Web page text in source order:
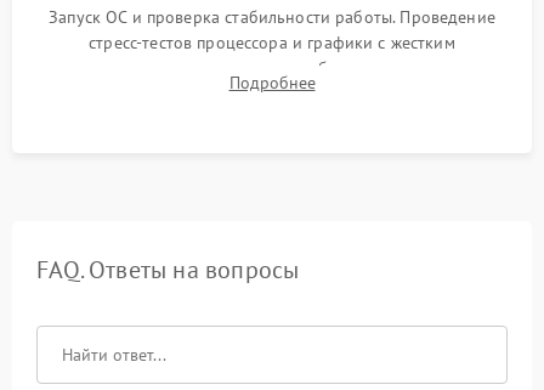
Запуск ОС и проверка стабильности работы. Проведение
стресс-тестов процессора и графики с жестким
мониторингом температур во избежание троттлинга.
Проверка работы Wi-Fi, Bluetooth, звука и всех внешних
Подробнее
FAQ. Ответы на вопросы